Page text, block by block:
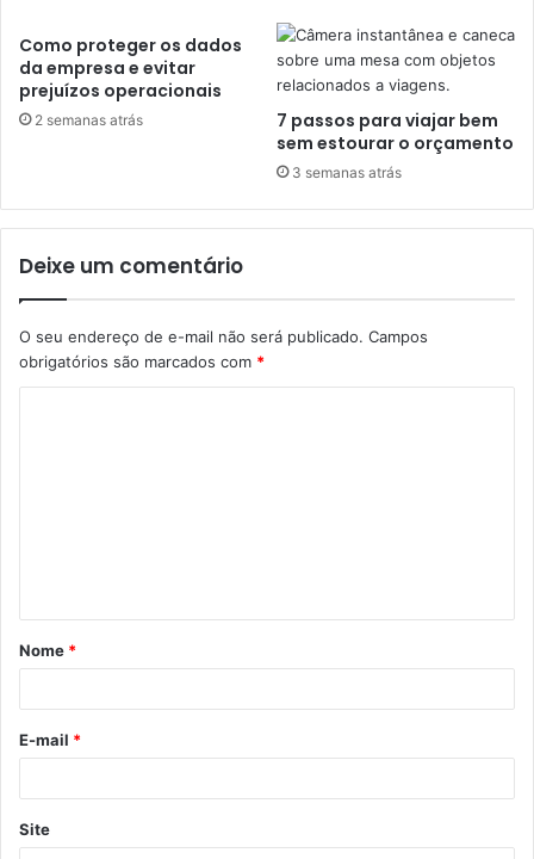
Como proteger os dados
da empresa e evitar
prejuízos operacionais
2 semanas atrás
7 passos para viajar bem
sem estourar o orçamento
3 semanas atrás
Deixe um comentário
O seu endereço de e-mail não será publicado. Campos
obrigatórios são marcados com *
á
r
*
Nome *
E-mail *
Site